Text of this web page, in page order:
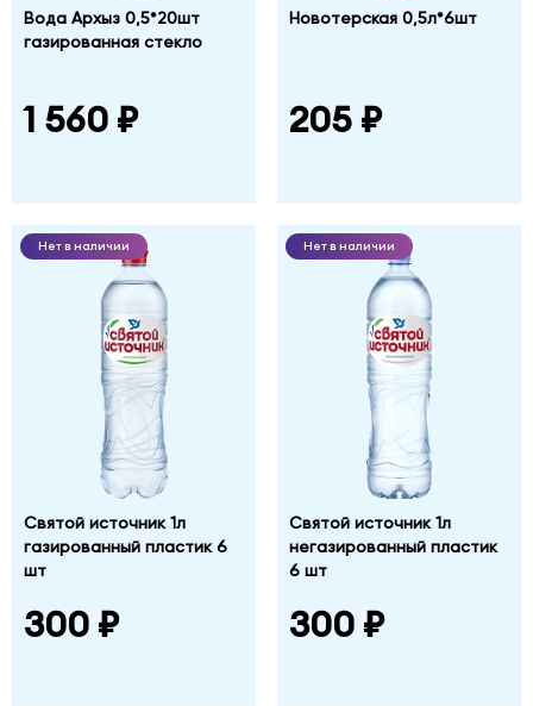
Вода Архыз 0,5*20шт
газированная стекло
1 560 ₽
Новотерская 0,5л*6шт
205 ₽
Нет в наличии
Святой источник 1л
газированный пластик 6
шт
300 ₽
Нет в наличии
Святой источник 1л
негазированный пластик
6 шт
300 ₽